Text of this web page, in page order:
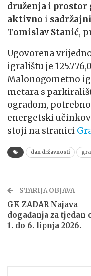
druženja i prostor
aktivno i
Tomislav Stanić,
Ugovorena
igralištu je
Malonogometno
metara s
ogradom,
energetski
stoji na stranici
dan državnosti
STARIJA OBJAVA
GK ZADAR Najava
događanja za tjedan
1. do 6. lipnja 2026.